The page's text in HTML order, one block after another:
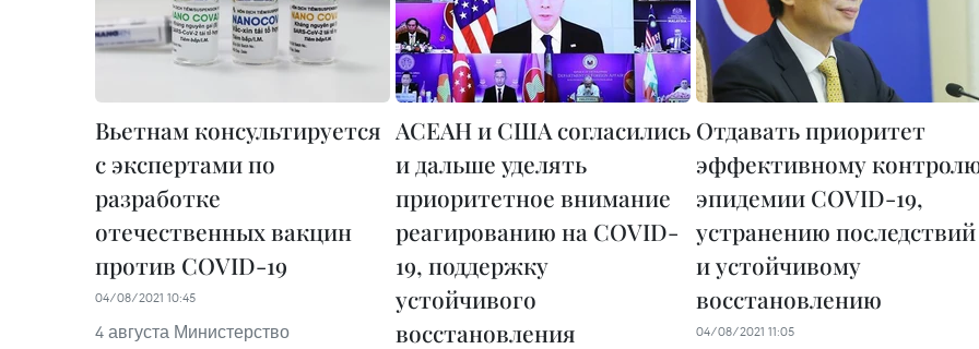
Вьетнам консультируется
с экспертами по
разработке
отечественных вакцин
против COVID-19
04/08/2021 10:45
4 августа Министерство
АСЕАН и США согласились
и дальше уделять
приоритетное внимание
реагированию на COVID-
19, поддержку
устойчивого
восстановления
Отдавать приоритет
эффективному
эпидемии COVID-19,
устранению последствий
и устойчивому
восстановлению
04/08/2021 11:05